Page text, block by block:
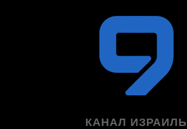
КАНАЛ ИЗРАИЛЬ